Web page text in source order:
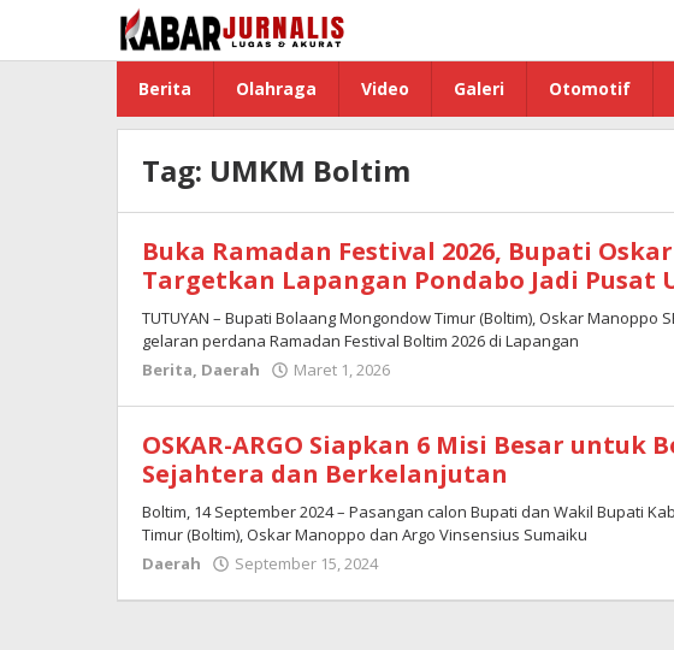
konten
Berita Olahraga Video Galeri Otomotif
Tag: UMKM Boltim
Buka Ramadan Festival 2026, Bupati
Targetkan Lapangan Pondabo Jadi Pusat
TUTUYAN – Bupati Bolaang Mongondow Timur (Boltim), Oskar Manoppo
gelaran perdana Ramadan Festival Boltim 2026 di Lapangan
Berita, Daerah Maret 1, 2026
OSKAR-ARGO Siapkan 6 Misi Besar untuk
Sejahtera dan Berkelanjutan
Boltim, 14 September 2024 – Pasangan calon Bupati dan Wakil Bupati
Timur (Boltim), Oskar Manoppo dan Argo Vinsensius Sumaiku
Daerah
September 15, 2024